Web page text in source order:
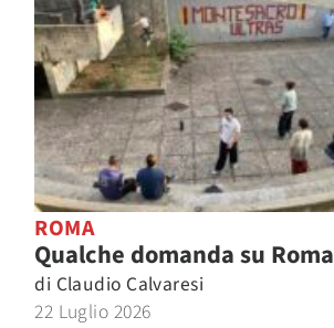
ROMA
Qualche domanda su Roma
di Claudio Calvaresi
22 Luglio 2026